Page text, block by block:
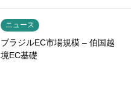
ニュース
ブラジルEC市場規模 – 伯国越
境EC基礎